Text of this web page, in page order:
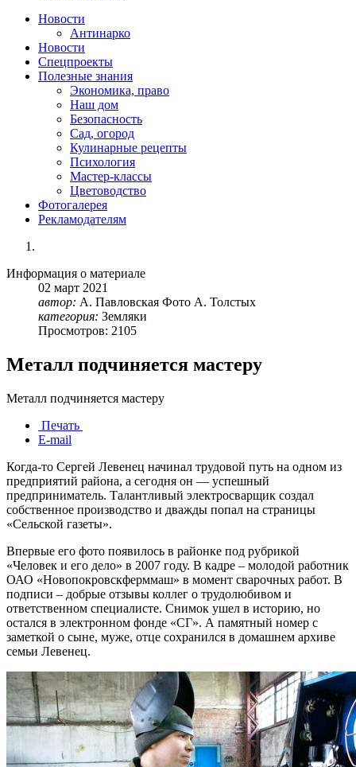
Новости
Антинарко
Новости
Спецпроекты
Полезные знания
Экономика, право
Наш дом
Безопасность
Сад, огород
Кулинарные рецепты
Психология
Мастер-классы
Цветоводство
Фотогалерея
Рекламодателям
Информация о материале
02 март 2021
автор: А. Павловская Фото А. Толстых
категория: Земляки
Просмотров: 2105
Металл подчиняется мастеру
Металл подчиняется мастеру
Печать
E-mail
Когда-то Сергей Левенец начинал трудовой путь на одном из
предприятий района, а сегодня он — успешный
предприниматель. Талантливый электросварщик создал
собственное производство и дважды попал на страницы
«Сельской газеты».
Впервые его фото появилось в районке под рубрикой
«Человек и его дело» в 2007 году. В кадре – молодой работник
ОАО «Новопокровскферммаш» в момент сварочных работ. В
подписи – добрые отзывы коллег о трудолюбивом и
ответственном специалисте. Снимок ушел в историю, но
остался в электронном фонде «СГ». А памятный номер с
заметкой о сыне, муже, отце сохранился в домашнем архиве
семьи Левенец.